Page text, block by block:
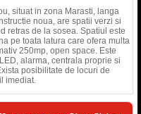
situat in zona Marasti, langa
noua, are spatii verzi si
retras de la sosea. Spatiul este
pe toata latura care ofera multa
250mp, open space. Este
alarma, centrala proprie si
posibilitate de locuri de
imediat.